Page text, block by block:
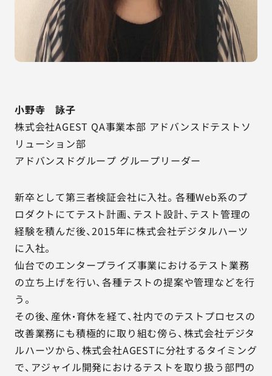
小野寺 詠子
株式会社AGEST QA事業本部 アドバンスドテストソ
リューション部
アドバンスドグループ グループリーダー
新卒として第三者検証会社に入社。各種Web系のプ
ロダクトにてテスト計画、テスト設計、テスト管理の
経験を積んだ後、2015年に株式会社デジタルハーツ
に入社。
仙台でのエンタープライズ事業におけるテスト業務
の立ち上げを行い、各種テストの提案や管理などを行
う。
その後、産休・育休を経て、社内でのテストプロセスの
改善業務にも積極的に取り組む傍ら、株式会社デジタ
ルハーツから、株式会社AGESTに分社するタイミング
で、アジャイル開発におけるテストを取り扱う部門の